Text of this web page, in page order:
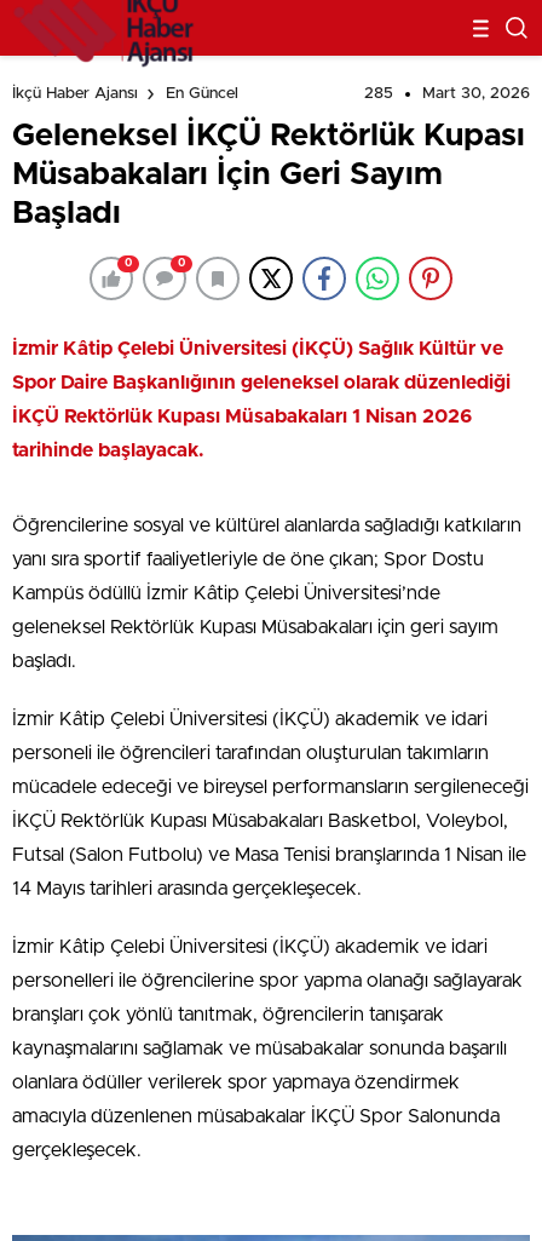
İkçü Haber Ajansı En Güncel 285 Mart 30, 2026
Geleneksel İKÇÜ Rektörlük Kupası
Müsabakaları İçin Geri Sayım
Başladı
0 0
İzmir Kâtip Çelebi Üniversitesi (İKÇÜ) Sağlık Kültür ve
Spor Daire Başkanlığının geleneksel olarak düzenlediği
İKÇÜ Rektörlük Kupası Müsabakaları 1 Nisan 2026
tarihinde başlayacak.
Öğrencilerine sosyal ve kültürel alanlarda sağladığı katkıların
yanı sıra sportif faaliyetleriyle de öne çıkan; Spor Dostu
Kampüs ödüllü İzmir Kâtip Çelebi Üniversitesi’nde
geleneksel Rektörlük Kupası Müsabakaları için geri sayım
başladı.
İzmir Kâtip Çelebi Üniversitesi (İKÇÜ) akademik ve idari
personeli ile öğrencileri tarafından oluşturulan takımların
mücadele edeceği ve bireysel performansların sergileneceği
İKÇÜ Rektörlük Kupası Müsabakaları Basketbol, Voleybol,
Futsal (Salon Futbolu) ve Masa Tenisi branşlarında 1 Nisan ile
14 Mayıs tarihleri arasında gerçekleşecek.
İzmir Kâtip Çelebi Üniversitesi (İKÇÜ) akademik ve idari
personelleri ile öğrencilerine spor yapma olanağı sağlayarak
branşları çok yönlü tanıtmak, öğrencilerin tanışarak
kaynaşmalarını sağlamak ve müsabakalar sonunda başarılı
olanlara ödüller verilerek spor yapmaya özendirmek
amacıyla düzenlenen müsabakalar İKÇÜ Spor Salonunda
gerçekleşecek.